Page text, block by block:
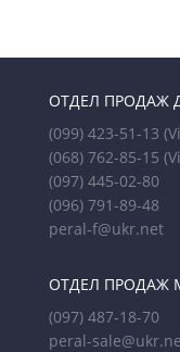
ОТДЕЛ ПРОДАЖ
(099) 423-51-13
(068) 762-85-15
(097) 445-02-80
(096) 791-89-48
peral-f@ukr.net
ОТДЕЛ ПРОДАЖ
(097) 487-18-70
peral-